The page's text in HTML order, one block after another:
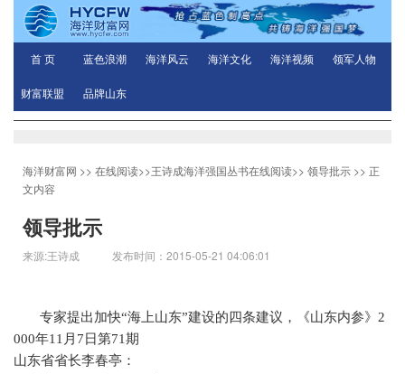
首 页 蓝色浪潮 海洋风云 海洋文化 海洋视频 领军人物
财富联盟 品牌山东
海洋财富网 >> 在线阅读>>王诗成海洋强国丛书在线阅读>> 领导批示 >> 正
文内容
领导批示
来源:王诗成 发布时间：2015-05-21 04:06:01
专家提出加快“海上山东”建设的四条建议，《山东内参》2
000年11月 7 日第71期
山东省省长李春亭：